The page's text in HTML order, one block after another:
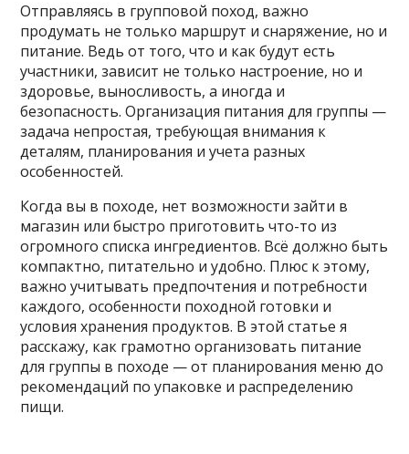
Отправляясь в групповой поход, важно
продумать не только маршрут и снаряжение, но и
питание. Ведь от того, что и как будут есть
участники, зависит не только настроение, но и
здоровье, выносливость, а иногда и
безопасность. Организация питания для группы —
задача непростая, требующая внимания к
деталям, планирования и учета разных
особенностей.
Когда вы в походе, нет возможности зайти в
магазин или быстро приготовить что-то из
огромного списка ингредиентов. Всё должно быть
компактно, питательно и удобно. Плюс к этому,
важно учитывать предпочтения и потребности
каждого, особенности походной готовки и
условия хранения продуктов. В этой статье я
расскажу, как грамотно организовать питание
для группы в походе — от планирования меню до
рекомендаций по упаковке и распределению
пищи.